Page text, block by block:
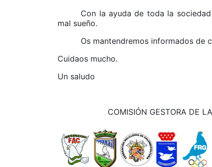
Con la ayuda de toda la
mal sueño.
Os mantendremos informados de
Cuidaos mucho.
Un saludo
COMISIÓN GESTORA DE